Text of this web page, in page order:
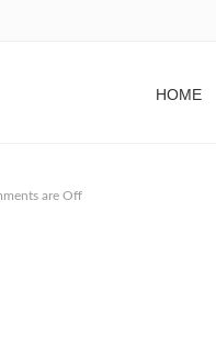
HOME
are Off